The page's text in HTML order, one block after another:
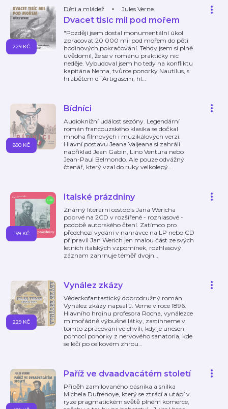
Děti a mládež Jules Verne
Dvacet tisíc mil pod mořem
"Později jsem dostal monumentální úkol
zpracovat 20 000 mil pod mořem do pěti
hodinových pokračování. Tehdy jsem si plně
uvědomil, že se v románu prakticky nic
neděje. Vybudoval jsem ho tedy na konfliktu
kapitána Nema, tvůrce ponorky Nautilus, s
hrabětem d´Artigasem, hl…
229 KČ
Bídníci
Audioknižní událost sezóny. Legendární
román francouzského klasika se dočkal
mnoha filmových i muzikálových verzí.
Hlavní postavu Jeana Valjeana si zahráli
například Jean Gabin, Lino Ventura nebo
Jean-Paul Belmondo. Ale pouze odvážný
čtenář, který vzal do ruky velkolepý…
890 KČ
Italské prázdniny
Známý literární cestopis Jana Wericha
poprvé na 2CD v rozšířené - rozhlasové -
podobě autorského čtení. Zatímco pro
předchozí vydání v nahrávce na LP nebo CD
připravil Jan Werich jen malou část ze svých
letních italských vzpomínek, rozhlasový
záznam zahrnuje téměř dvojn…
199 KČ
Vynález zkázy
Vědeckofantastický dobrodružný román
Vynález zkázy napsal J. Verne v roce 1896.
Hlavního hrdinu profesora Rocha, vynálezce
mimořádně výbušné látky, zastihneme v
tomto zpracování ve chvíli, kdy je unesen
pomocí ponorky z nervového sanatoria, kde
se léčí po celkovém zhrou…
229 KČ
Paříž ve dvaadvacátém století
Příběh zamilovaného básníka a snílka
Michela Dufrenoye, který se ztrácí a utápí v
ryze pragmatickém světě plném komerce,